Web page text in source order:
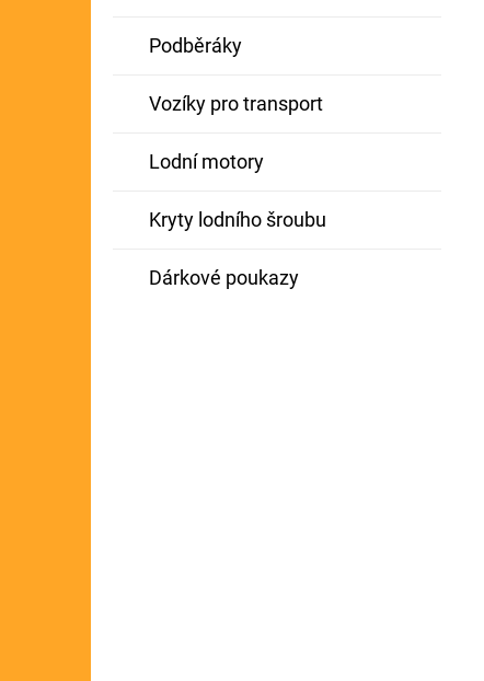
Podběráky
Vozíky pro transport
Lodní motory
Kryty lodního šroubu
Dárkové poukazy